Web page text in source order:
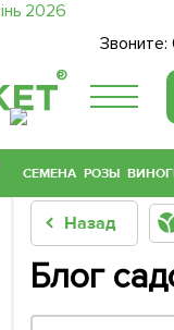
Звоните:
®
СЕМЕНА РОЗЫ
Назад
Блог